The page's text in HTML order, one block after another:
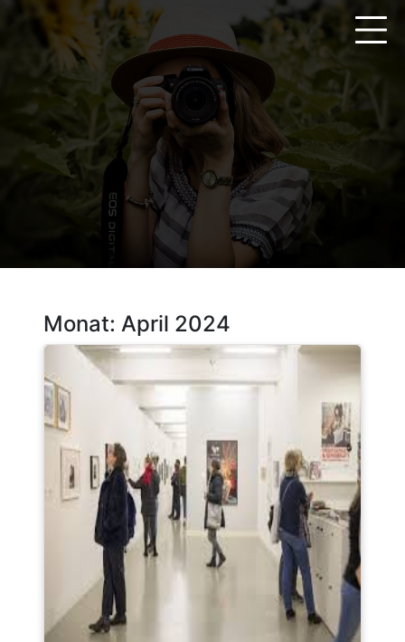
springen
Monat: April 2024